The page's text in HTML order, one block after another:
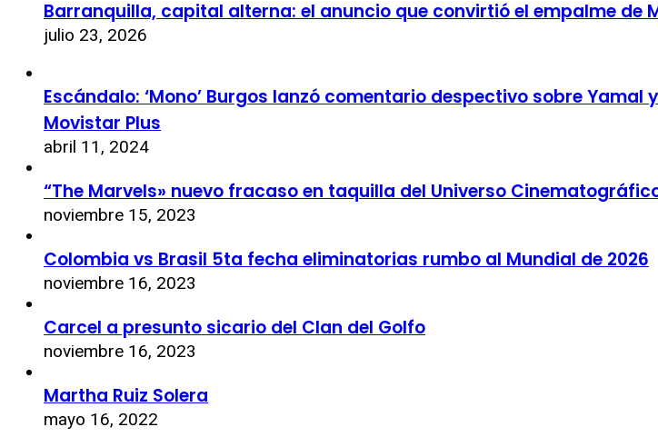
Barranquilla, capital alterna: el anuncio que convirtió el empalme de
julio 23, 2026
Escándalo: ‘Mono’ Burgos lanzó comentario despectivo sobre
Movistar Plus
abril 11, 2024
“The Marvels» nuevo fracaso en taquilla del Universo
noviembre 15, 2023
Colombia vs Brasil 5ta fecha eliminatorias rumbo al Mundial de 2026
noviembre 16, 2023
Carcel a presunto sicario del Clan del Golfo
noviembre 16, 2023
Martha Ruiz Solera
mayo 16, 2022